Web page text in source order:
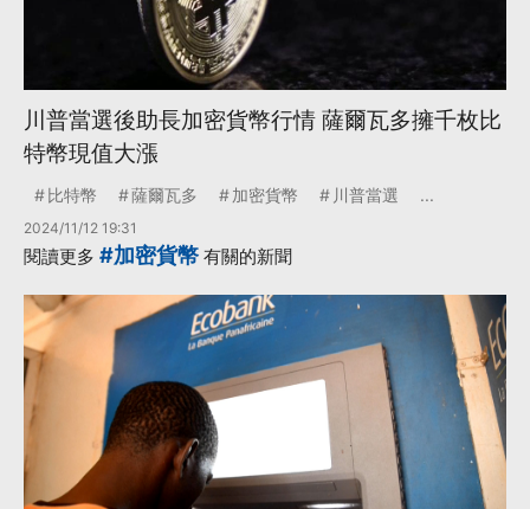
川普當選後助長加密貨幣行情 薩爾瓦多擁千枚比
特幣現值大漲
比特幣 薩爾瓦多 加密貨幣 川普當選 ...
2024/11/12 19:31
閱讀更多 #加密貨幣 有關的新聞